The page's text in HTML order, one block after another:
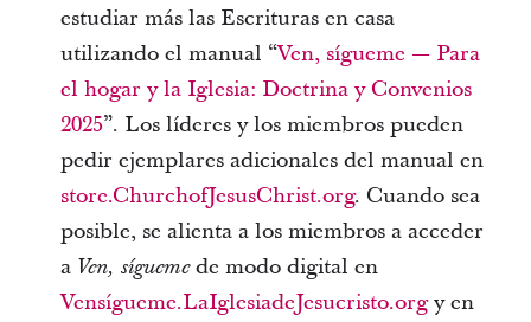
estudiar más las Escrituras en casa
utilizando el manual “Ven, sígueme — Para
el hogar y la Iglesia: Doctrina y Convenios
2025”. Los líderes y los miembros pueden
pedir ejemplares adicionales del manual en
store.ChurchofJesusChrist.org. Cuando sea
posible, se alienta a los miembros a acceder
a Ven, síguemede modo digital en
Vensígueme.LaIglesiadeJesucristo.orgy en